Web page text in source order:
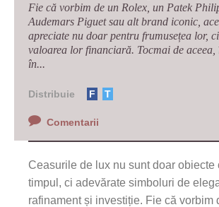
Fie că vorbim de un Rolex, un Patek
Audemars Piguet sau alt brand iconic,
apreciate nu doar pentru frumusețea lor,
valoarea lor financiară. Tocmai de aceea,
în...
Distribuie F T
Comentarii
Ceasurile de lux nu sunt doar obiecte
timpul, ci adevărate simboluri de
rafinament și investiție. Fie că vorbim